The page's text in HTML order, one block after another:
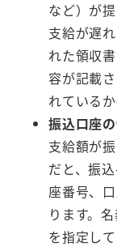
など）が
支給が遅
れた領収
容が記載
れている
振込口座
支給額が
だと、振
座番号、
ります。
を指定し